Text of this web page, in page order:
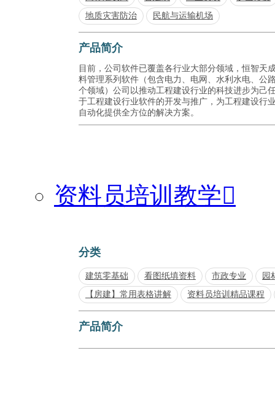
地质灾害防治
民航与运输机场
产品简介
目前，公司软件已覆盖各行业大部分领域，恒智天
料管理系列软件（包含电力、电网、水利水电、公
个领域）公司以推动工程建设行业的科技进步为己
于工程建设行业软件的开发与推广，为工程建设行
自动化提供全方位的解决方案。
资料员培训教学
分类
建筑零基础 看图纸填资料 市政专业
园
【房建】常用表格讲解
资料员培训精品课程
产品简介